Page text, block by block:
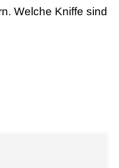
Welche Kniffe sind